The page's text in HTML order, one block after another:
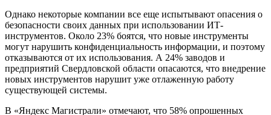
Однако некоторые компании все еще испытывают опасения о
безопасности своих данных при использовании ИТ-
инструментов. Около 23% боятся, что новые инструменты
могут нарушить конфиденциальность информации, и поэтому
отказываются от их использования. А 24% заводов и
предприятий Свердловской области опасаются, что внедрение
новых инструментов нарушит уже отлаженную работу
существующей системы.
В «Яндекс Магистрали» отмечают, что 58% опрошенных